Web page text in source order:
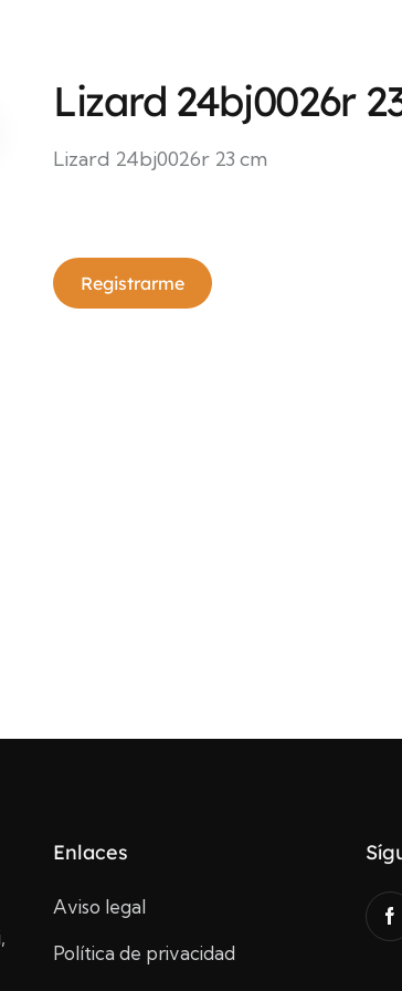
Lizard 24bj0026r
Lizard 24bj0026r 23 cm
Registrarme
Enlaces
Aviso legal
Política de privacidad